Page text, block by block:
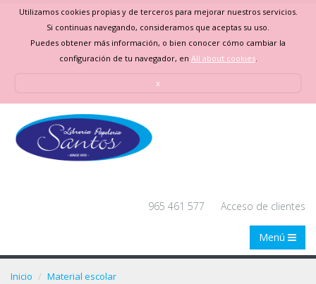
Utilizamos cookies propias y de terceros para mejorar nuestros servicios.
Si continuas navegando, consideramos que aceptas su uso.
Puedes obtener más información, o bien conocer cómo cambiar la
configuración de tu navegador, en All about cookies.
x
965 461 577 Acceso de clientes
Menú
Inicio
Material escolar